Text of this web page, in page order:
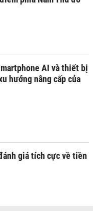
AI và thiết bị
hướng nâng cấp của
giá tích cực về tiền